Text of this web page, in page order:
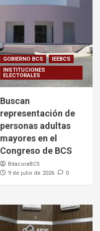
GOBIERNO BCS
IEEBCS
INSTITUCIONES
ELECTORALES
Buscan
representación de
personas adultas
mayores en el
Congreso de BCS
BitacoraBCS
9 de julio de 2026
0